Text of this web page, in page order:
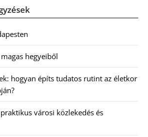
hegyeiből
hogyan építs tudatos rutint az életkor
városi közlekedés és